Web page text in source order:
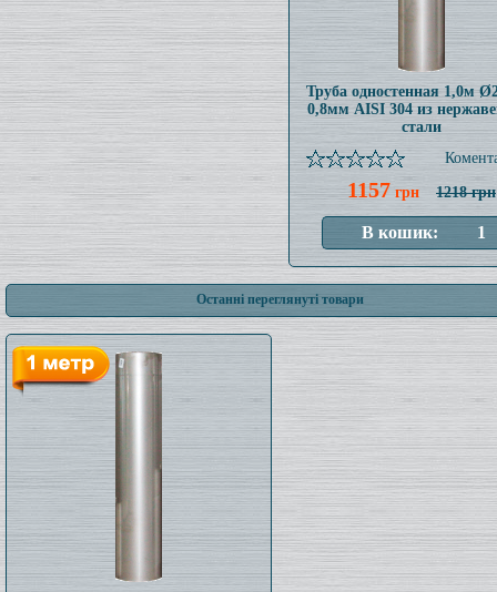
Труба одностенная 1,0м
0,8мм AISI 304 из
стали
1157 грн 1218 грн
Останні переглянуті товари